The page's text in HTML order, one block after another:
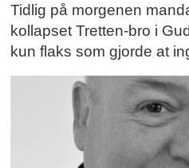
Tidlig på morgenen
kollapset Tretten-bro i
kun flaks som gjorde at